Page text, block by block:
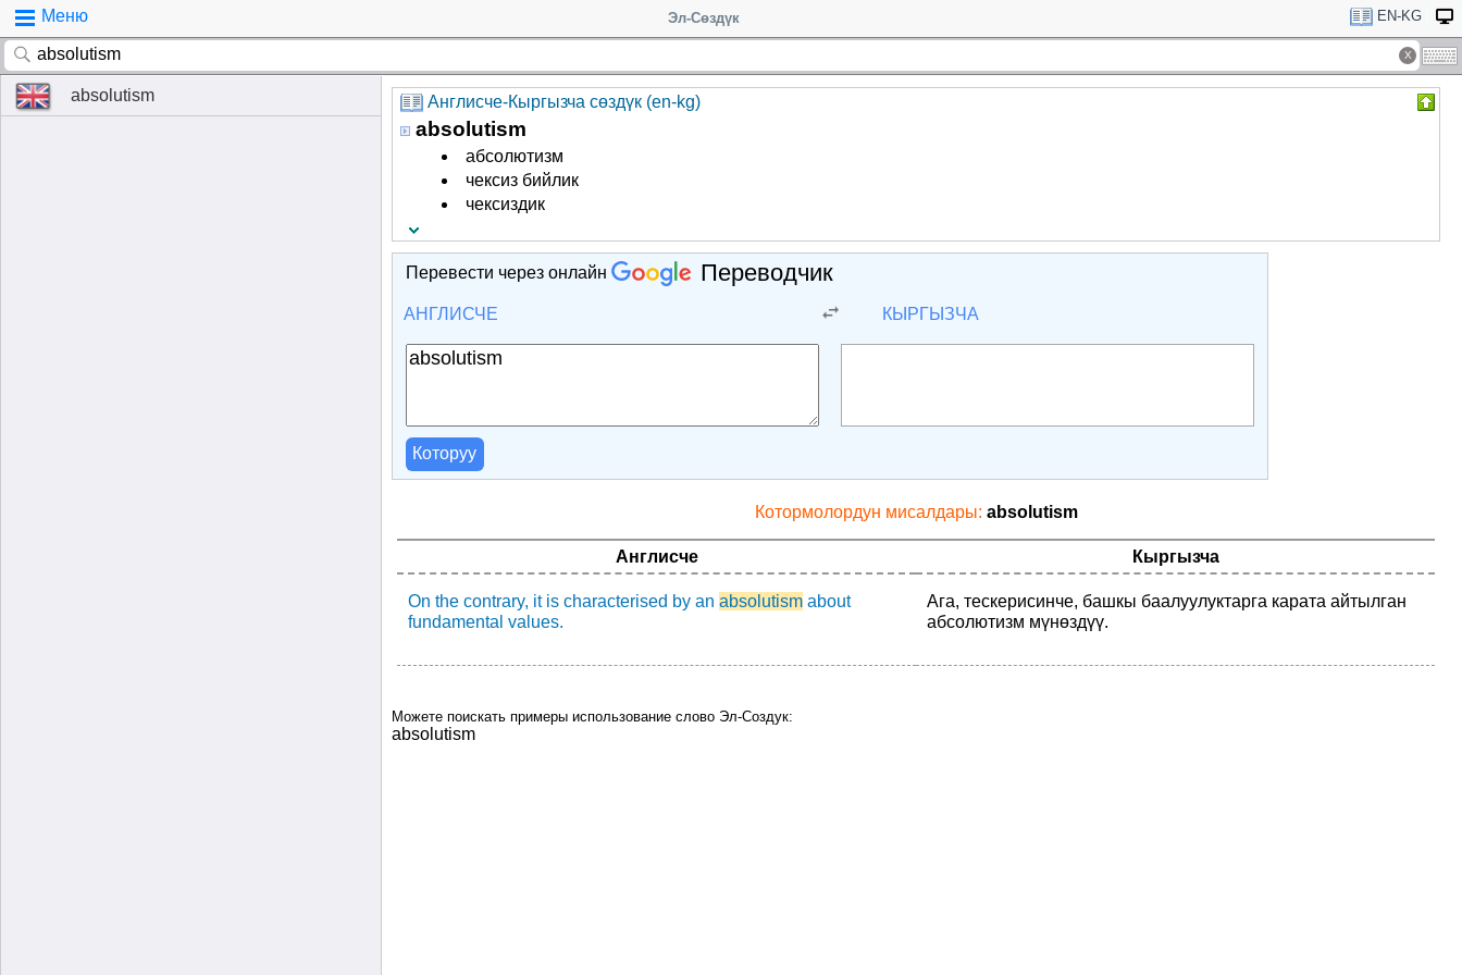
Меню Эл-Сөздүк EN-KG
absolutism Англисче-Кыргызча сөздүк (en-kg)
absolutism
абсолютизм
чексиз бийлик
чексиздик
Перевести через онлайн Переводчик
АНГЛИСЧЕ КЫРГЫЗЧА
Которуу
Котормолордун мисалдары: absolutism
Англисче Кыргызча
On the contrary, it is characterised by an absolutism about
fundamental values.
Ага, тескерисинче, башкы баалуулуктарга карата айтылган
абсолютизм мүнөздүү.
Можете поискать примеры использование слово Эл-Создук:
absolutism